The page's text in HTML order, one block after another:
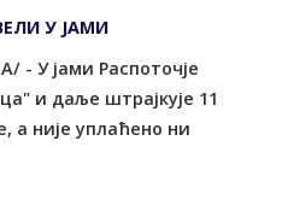
У ЈАМИ
- У јами Распоточје
и даље штрајкује 11
а није уплаћено ни